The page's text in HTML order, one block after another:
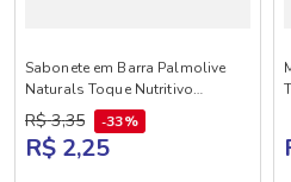
Sabonete em Barra Palmolive
Naturals Toque Nutritivo
Framboesa e Amora 85g
R$ 3,35 33%
R$ 2,25